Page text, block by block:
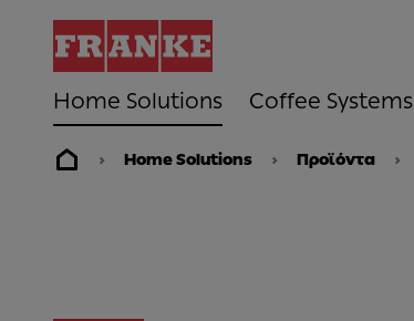
Home Solutions Coffee Systems
Home Solutions Προϊόντα